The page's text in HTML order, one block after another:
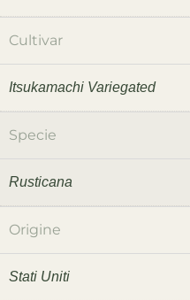
Cultivar
Itsukamachi Variegated
Specie
Rusticana
Origine
Stati Uniti